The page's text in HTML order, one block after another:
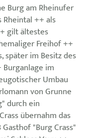
Burg am Rheinufer
++ als
gilt ältestes
Freihof ++
später im Besitz des
im
Umbau
von Grunne
durch ein
übernahm das
"Burg Crass"